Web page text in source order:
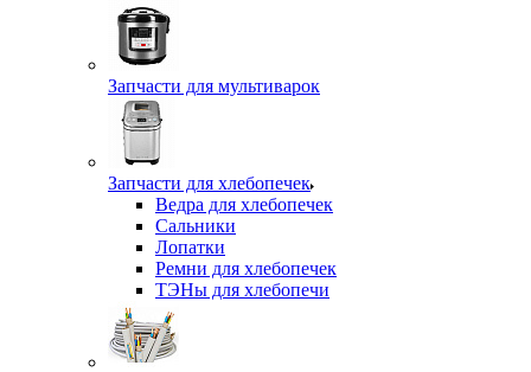
Запчасти для мультиварок
Запчасти для хлебопечек
Ведра для хлебопечек
Сальники
Лопатки
Ремни для хлебопечек
ТЭНы для хлебопечи